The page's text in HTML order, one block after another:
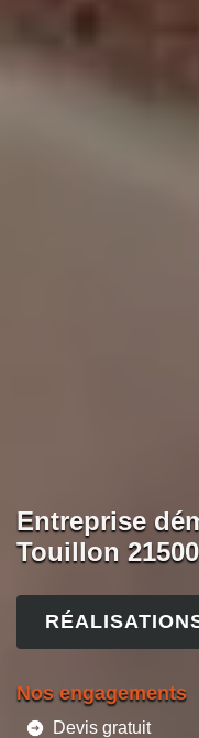
Entreprise
Touillon 21500
Nos engagements
Devis gratuit